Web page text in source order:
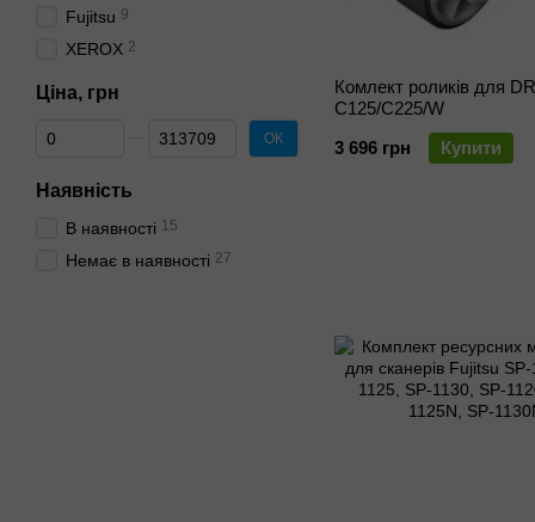
Комлект роликiв для
C125/C225/W
3 696 грн
Купити
Fujitsu 9
XEROX 2
Ціна, грн
Від Ціна, грн
До Ціна, грн ОК
Наявність
В наявності 15
Немає в наявності 27